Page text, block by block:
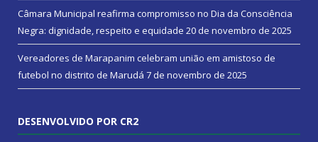
Câmara Municipal reafirma compromisso no Dia da Consciência
Negra: dignidade, respeito e equidade 20 de novembro de 2025
Vereadores de Marapanim celebram união em amistoso de
futebol no distrito de Marudá 7 de novembro de 2025
DESENVOLVIDO POR CR2